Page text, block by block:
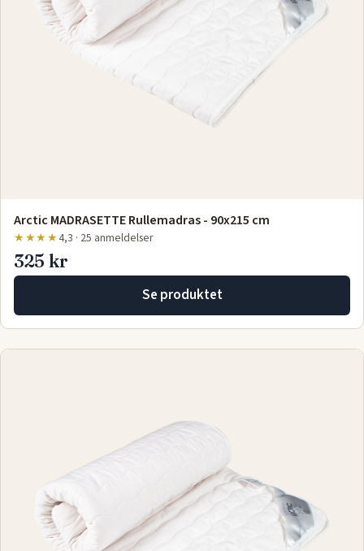
Arctic MADRASETTE Rullemadras - 90x215 cm
★★★★4,3 · 25 anmeldelser
325 kr
Se produktet